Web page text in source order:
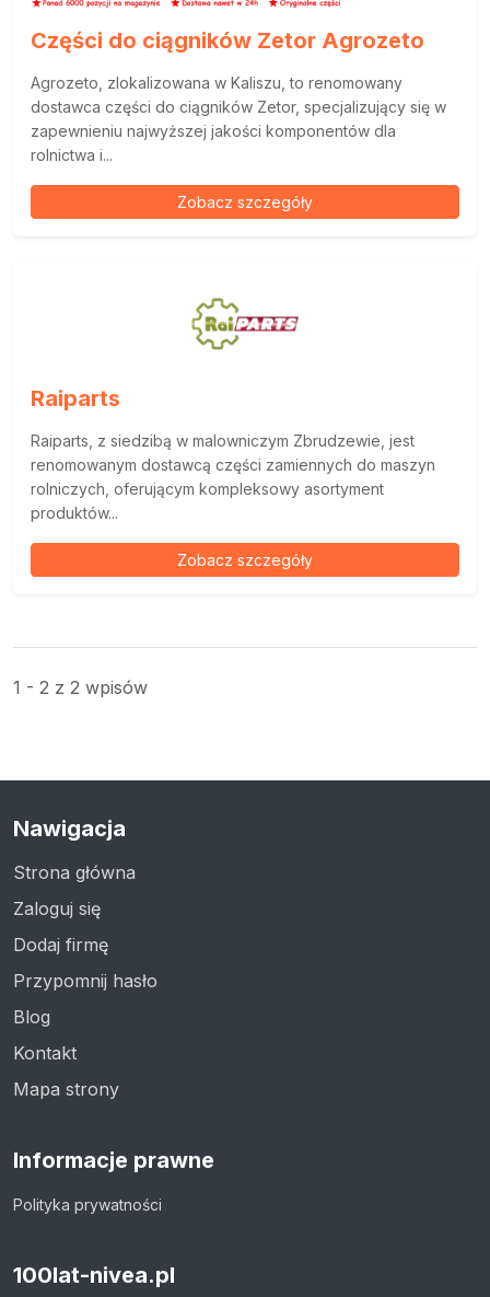
Części do ciągników Zetor Agrozeto
Agrozeto, zlokalizowana w Kaliszu, to renomowany
dostawca części do ciągników Zetor, specjalizujący się w
zapewnieniu najwyższej jakości komponentów dla
rolnictwa i...
Zobacz szczegóły
Raiparts
Raiparts, z siedzibą w malowniczym Zbrudzewie, jest
renomowanym dostawcą części zamiennych do maszyn
rolniczych, oferującym kompleksowy asortyment
produktów...
Zobacz szczegóły
1 - 2 z 2 wpisów
Nawigacja
Strona główna
Zaloguj się
Dodaj firmę
Przypomnij hasło
Blog
Kontakt
Mapa strony
Informacje prawne
Polityka prywatności
100lat-nivea.pl